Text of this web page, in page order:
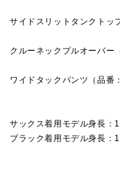
サイドスリットタンクトッ
クルーネックプルオーバー
ワイドタックパンツ（品番
サックス着用モデル身長：
ブラック着用モデル身長：